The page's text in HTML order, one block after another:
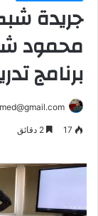
جريدة
محمود
برنامج
17